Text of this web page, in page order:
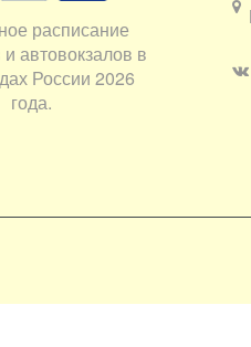
расписание
автовокзалов в
России 2026
года.